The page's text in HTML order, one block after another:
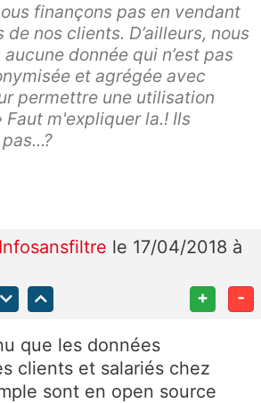
finançons pas en vendant
de nos clients. D’ailleurs, nous
donnée qui n’est pas
et agrégée avec
permettre une utilisation
m'expliquer la.! Ils
Infosansfiltre le 17/04/2018 à
+ -
que les données
clients et salariés chez
sont en open source